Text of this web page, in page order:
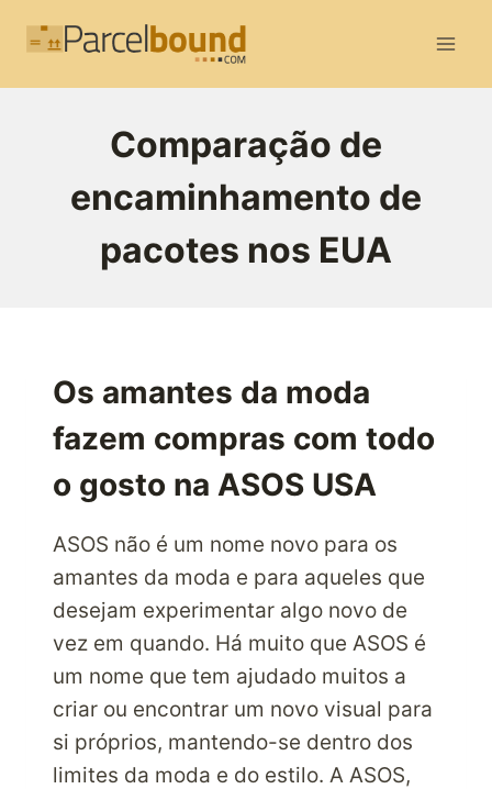
Comparação de
encaminhamento de
pacotes nos EUA
Os amantes da moda
fazem compras com todo
o gosto na ASOS USA
ASOS não é um nome novo para os
amantes da moda e para aqueles que
desejam experimentar algo novo de
vez em quando. Há muito que ASOS é
um nome que tem ajudado muitos a
criar ou encontrar um novo visual para
si próprios, mantendo-se dentro dos
limites da moda e do estilo. A ASOS,